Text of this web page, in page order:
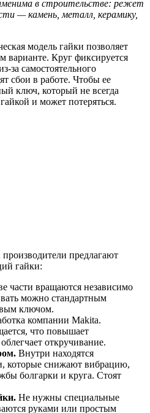
в строительстве: режет
— камень, металл, керамику,
модель гайки позволяет
Круг фиксируется
за самостоятельного
сбои в работе. Чтобы ее
ключ, который не всегда
и может потеряться.
предлагают
гайки:
части вращаются независимо
можно стандартным
ключом.
компании Makita.
что повышает
откручивание.
Внутри находятся
которые снижают вибрацию,
болгарки и круга. Стоят
Не нужны специальные
руками или простым